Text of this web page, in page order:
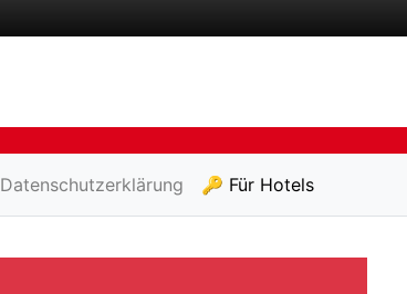
Datenschutzerklärung 🔑 Für Hotels